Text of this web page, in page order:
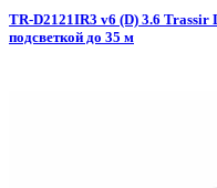
TR-D2121IR3 v6 (D) 3.6 Trassir
подсветкой до 35 м